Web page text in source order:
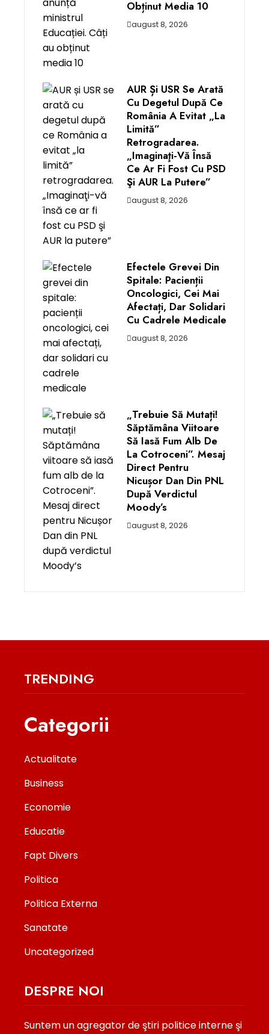
Obținut Media 10
august 8, 2026
AUR Și USR Se Arată
Cu Degetul După Ce
România A Evitat „la
Limită”
Retrogradarea.
„Imaginaţi-Vă Însă
Ce Ar Fi Fost Cu PSD
Şi AUR La Putere”
august 8, 2026
Efectele Grevei Din
Spitale: Pacienții
Oncologici, Cei Mai
Afectați, Dar Solidari
Cu Cadrele Medicale
august 8, 2026
„Trebuie Să Mutați!
Săptămâna Viitoare
Să Iasă Fum Alb De
La Cotroceni”. Mesaj
Direct Pentru
Nicușor Dan Din PNL
După Verdictul
Moody’s
august 8, 2026
TRENDING
Categorii
Actualitate
Business
Economie
Educatie
Fapt Divers
Politica
Politica Externa
Sanatate
Uncategorized
DESPRE NOI
Suntem un agregator de ştiri politice interne şi